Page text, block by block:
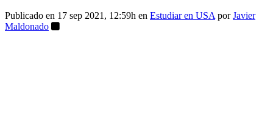
Publicado en 17 sep 2021, 12:59h en Estudiar en USA porJavier
Maldonado